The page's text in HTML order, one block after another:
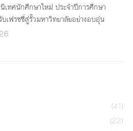
เทศนักศึกษาใหม่ ประจำปีการศึกษา
เฟรชชี่สู่รั้วมหาวิทยาลัยอย่างอบอุ่น
(41)
(22)